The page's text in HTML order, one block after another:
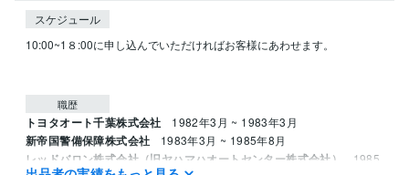
スケジュール
10:00~1８:00に申し込んでいただければお客様にあわせます。
職歴
トヨタオート千葉株式会社 1982年3月 ~ 1983年3月
新帝国警備保障株式会社 1983年3月 ~ 1985年8月
レッドバロン株式会社（旧ヤハマハオートセンター株式会社）
1985